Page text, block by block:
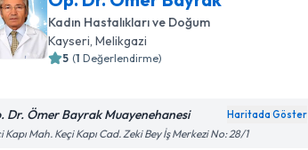
Kadın Hastalıkları ve Doğum
Kayseri, Melikgazi
5 (1 Değerlendirme)
Dr. Ömer Bayrak Muayenehanesi Haritada Göster
Kapı Mah. Keçi Kapı Cad. Zeki Bey İş Merkezi No: 28/1